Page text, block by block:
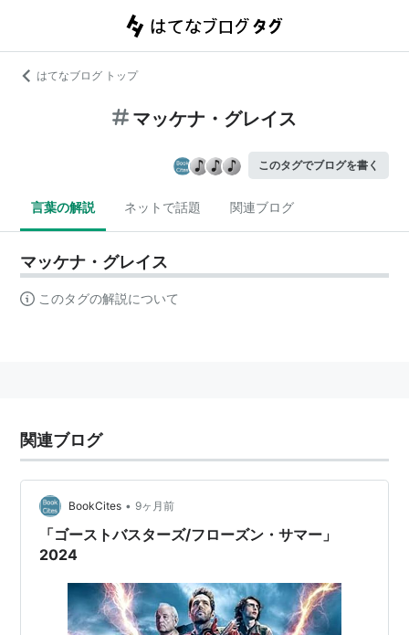
はてなブログ トップ
マッケナ・グレイス
このタグでブログを書く
言葉の解説 ネットで話題 関連ブログ
マッケナ・グレイス
このタグの解説について
関連ブログ
BookCites • 9ヶ月前
「ゴーストバスターズ/フローズン・サマー」
2024